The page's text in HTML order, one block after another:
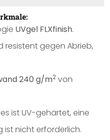
UVgel FLXfinish.
resistent gegen Abrieb,
240 g/m2 von
ist UV-gehärtet, eine
ist nicht erforderlich.